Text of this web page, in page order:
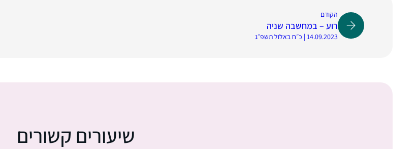
הקודם
רוע – במחשבה שניה
14.09.2023 | כ״ח באלול תשפ״ג
שיעורים קשורים